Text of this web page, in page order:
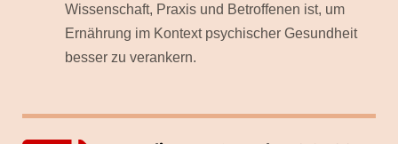
Wissenschaft, Praxis und Betroffenen ist, um
Ernährung im Kontext psychischer Gesundheit
besser zu verankern.